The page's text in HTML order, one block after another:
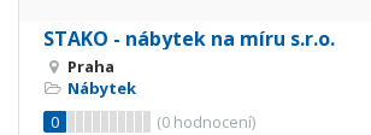
STAKO - nábytek na míru s.r.o.
Praha
Nábytek
0
(0 hodnocení)